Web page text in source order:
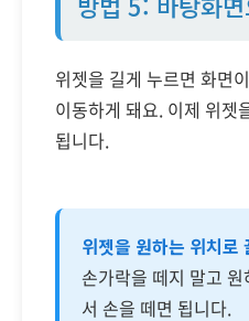
위젯을 길게 누르면 화면
이동하게 돼요. 이제 위젯
됩니다.
위젯을 원하는 위치로
손가락을 떼지 말고
서 손을 떼면 됩니다.